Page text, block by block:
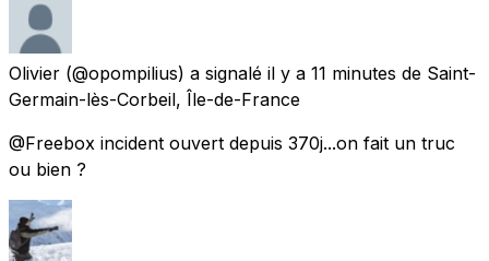
Olivier (@opompilius) a signalé il y a 11 minutes de Saint-
Germain-lès-Corbeil, Île-de-France
@Freebox incident ouvert depuis 370j...on fait un truc
ou bien ?